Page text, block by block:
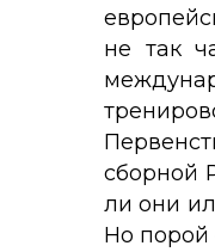
не так
сборной
ли они
Но порой